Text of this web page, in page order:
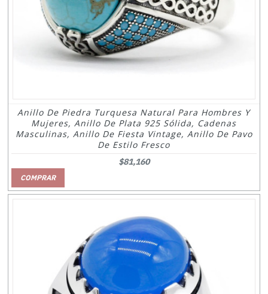
Anillo De Piedra Turquesa Natural Para Hombres Y
Mujeres, Anillo De Plata 925 Sólida, Cadenas
Masculinas, Anillo De Fiesta Vintage, Anillo De Pavo
De Estilo Fresco
$81,160
COMPRAR